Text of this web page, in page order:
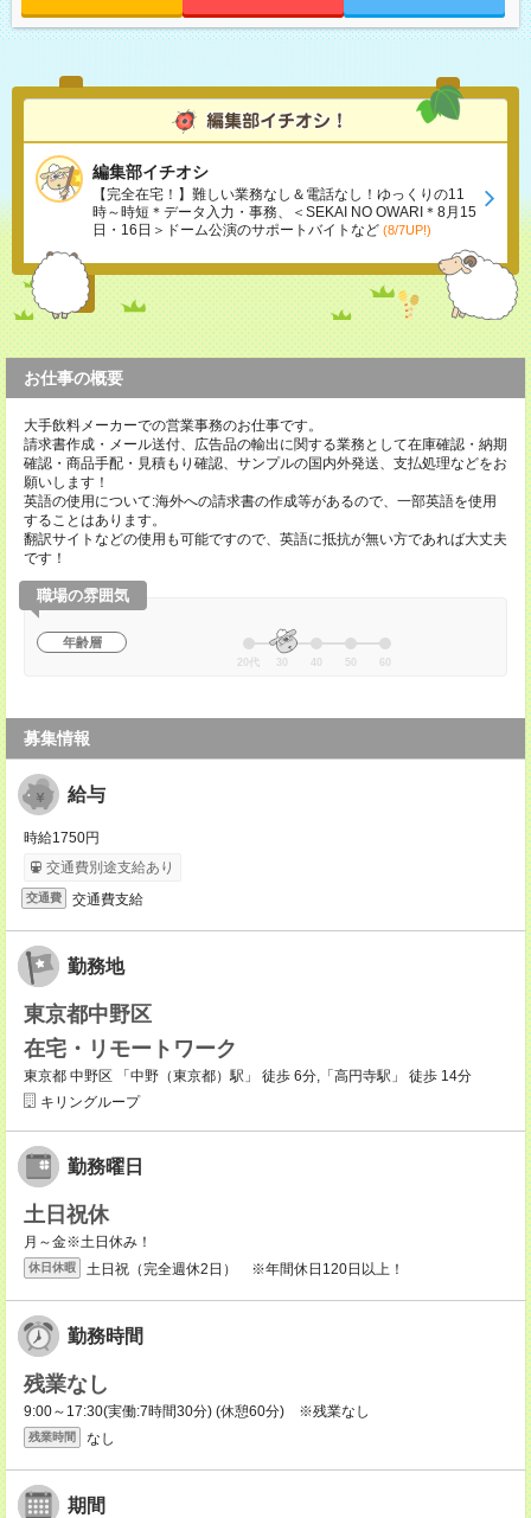
編集部イチオシ
【完全在宅！】難しい業務なし＆電話なし！ゆっくりの11
時～時短＊データ入力・事務、＜SEKAI NO OWARI＊8月15
日・16日＞ドーム公演のサポートバイトなど (8/7UP!)
お仕事の概要
大手飲料メーカーでの営業事務のお仕事です。
請求書作成・メール送付、広告品の輸出に関する業務として在庫確認・納期
確認・商品手配・見積もり確認、サンプルの国内外発送、支払処理などをお
願いします！
英語の使用について:海外への請求書の作成等があるので、一部英語を使用
することはあります。
翻訳サイトなどの使用も可能ですので、英語に抵抗が無い方であれば大丈夫
です！
職場の雰囲気
年齢層
20代 30 40 50 60
募集情報
給与
時給1750円
交通費別途支給あり
交通費 交通費支給
勤務地
東京都中野区
在宅・リモートワーク
東京都 中野区 「中野（東京都）駅」 徒歩 6分,「高円寺駅」 徒歩 14分
キリングループ
勤務曜日
土日祝休
月～金※土日休み！
休日休暇 土日祝（完全週休2日） ※年間休日120日以上！
勤務時間
残業なし
9:00～17:30(実働:7時間30分) (休憩60分) ※残業なし
残業時間 なし
期間